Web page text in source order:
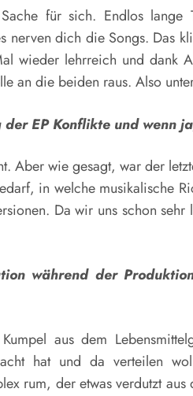
für sich. Endlos lange
nerven dich die Songs. Das
wieder lehrreich und dank
an die beiden raus. Also
EP Konflikte und wenn
Aber wie gesagt, war der
in welche musikalische
Da wir uns schon
während der
aus dem
hat und da verteilen
rum, der etwas verdutzt